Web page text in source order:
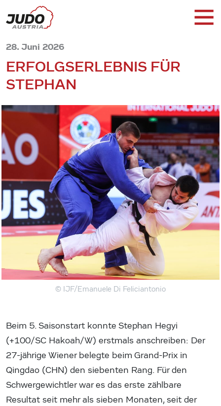
28. Juni 2026
ERFOLGSERLEBNIS FÜR
STEPHAN
© IJF/Emanuele Di Feliciantonio
Beim 5. Saisonstart konnte Stephan Hegyi
(+100/SC Hakoah/W) erstmals anschreiben: Der
27-jährige Wiener belegte beim Grand-Prix in
Qingdao (CHN) den siebenten Rang. Für den
Schwergewichtler war es das erste zählbare
Resultat seit mehr als sieben Monaten, seit der